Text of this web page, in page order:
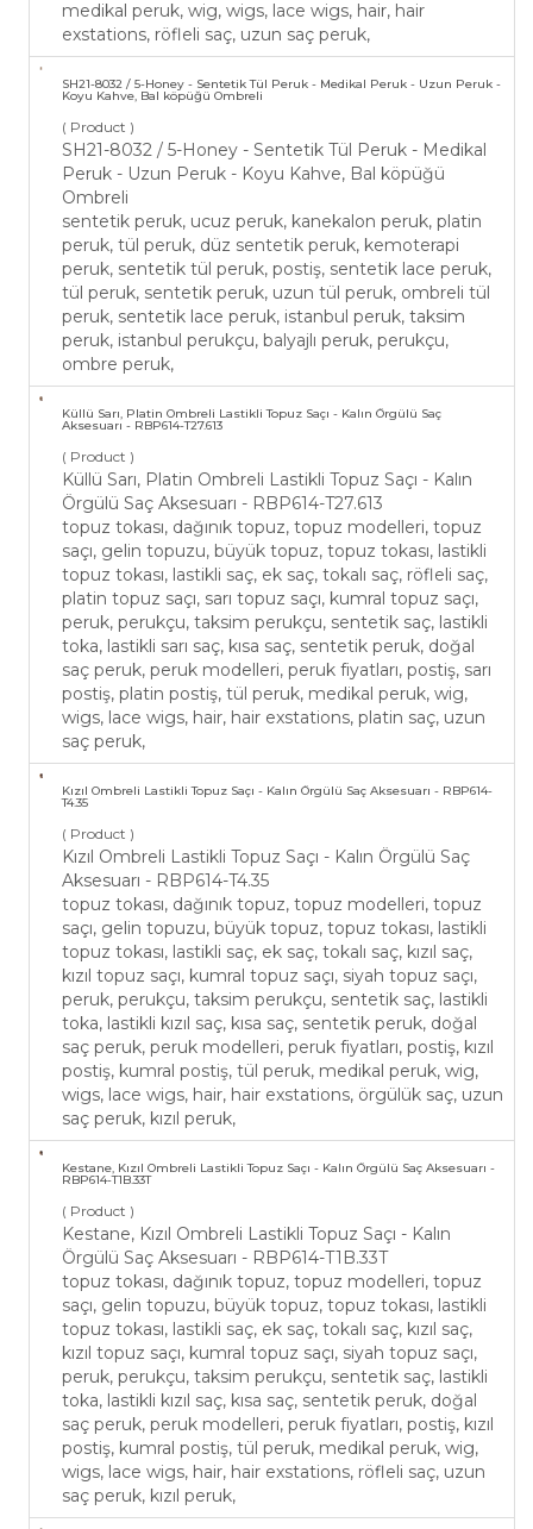
medikal peruk, wig, wigs, lace wigs, hair, hair
exstations, röfleli saç, uzun saç peruk,
SH21-​8032 / 5-Honey - Sentetik Tül Peruk - Medikal Peruk - Uzun Peruk -
Koyu Kahve, Bal köpüğü Ombreli
( Product )
SH21-​8032 / 5-Honey - Sentetik Tül Peruk - Medikal
Peruk - Uzun Peruk - Koyu Kahve, Bal köpüğü
Ombreli
sentetik peruk, ucuz peruk, kanekalon peruk, platin
peruk, tül peruk, düz sentetik peruk, kemoterapi
peruk, sentetik tül peruk, postiş, sentetik lace peruk,
tül peruk, sentetik peruk, uzun tül peruk, ombreli tül
peruk, sentetik lace peruk, istanbul peruk, taksim
peruk, istanbul perukçu, balyajlı peruk, perukçu,
ombre peruk,
Küllü Sarı, Platin Ombreli Lastikli Topuz Saçı - Kalın Örgülü Saç
Aksesuarı - RBP614-T27.613
( Product )
Küllü Sarı, Platin Ombreli Lastikli Topuz Saçı - Kalın
Örgülü Saç Aksesuarı - RBP614-T27.613
topuz tokası, dağınık topuz, topuz modelleri, topuz
saçı, gelin topuzu, büyük topuz, topuz tokası, lastikli
topuz tokası, lastikli saç, ek saç, tokalı saç, röfleli saç,
platin topuz saçı, sarı topuz saçı, kumral topuz saçı,
peruk, perukçu, taksim perukçu, sentetik saç, lastikli
toka, lastikli sarı saç, kısa saç, sentetik peruk, doğal
saç peruk, peruk modelleri, peruk fiyatları, postiş, sarı
postiş, platin postiş, tül peruk, medikal peruk, wig,
wigs, lace wigs, hair, hair exstations, platin saç, uzun
saç peruk,
Kızıl Ombreli Lastikli Topuz Saçı - Kalın Örgülü Saç Aksesuarı - RBP614-
T4.35
( Product )
Kızıl Ombreli Lastikli Topuz Saçı - Kalın Örgülü Saç
Aksesuarı - RBP614-T4.35
topuz tokası, dağınık topuz, topuz modelleri, topuz
saçı, gelin topuzu, büyük topuz, topuz tokası, lastikli
topuz tokası, lastikli saç, ek saç, tokalı saç, kızıl saç,
kızıl topuz saçı, kumral topuz saçı, siyah topuz saçı,
peruk, perukçu, taksim perukçu, sentetik saç, lastikli
toka, lastikli kızıl saç, kısa saç, sentetik peruk, doğal
saç peruk, peruk modelleri, peruk fiyatları, postiş, kızıl
postiş, kumral postiş, tül peruk, medikal peruk, wig,
wigs, lace wigs, hair, hair exstations, örgülük saç, uzun
saç peruk, kızıl peruk,
Kestane, Kızıl Ombreli Lastikli Topuz Saçı - Kalın Örgülü Saç Aksesuarı -
RBP614-T1B.33T
( Product )
Kestane, Kızıl Ombreli Lastikli Topuz Saçı - Kalın
Örgülü Saç Aksesuarı - RBP614-T1B.33T
topuz tokası, dağınık topuz, topuz modelleri, topuz
saçı, gelin topuzu, büyük topuz, topuz tokası, lastikli
topuz tokası, lastikli saç, ek saç, tokalı saç, kızıl saç,
kızıl topuz saçı, kumral topuz saçı, siyah topuz saçı,
peruk, perukçu, taksim perukçu, sentetik saç, lastikli
toka, lastikli kızıl saç, kısa saç, sentetik peruk, doğal
saç peruk, peruk modelleri, peruk fiyatları, postiş, kızıl
postiş, kumral postiş, tül peruk, medikal peruk, wig,
wigs, lace wigs, hair, hair exstations, röfleli saç, uzun
saç peruk, kızıl peruk,